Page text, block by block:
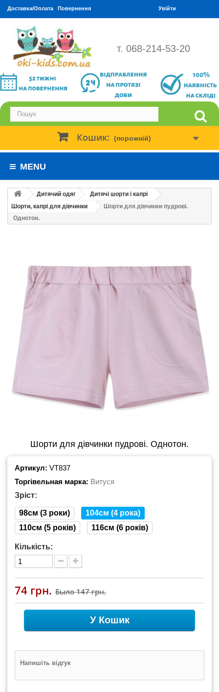
Доставка/Оплата Повернення Увійти
т. 068-214-53-20
Кошик: (порожній)
MENU
Дитячий одяг
Дитячі шорти і капрі
Шорти, капрі для дівчинки
Шорти для дівчинки пудрові.
Однотон.
Шорти для дівчинки пудрові. Однотон.
Артикул: VT837
Торгівельная марка: Витуся
Зріст:
98см (3 роки)
104см (4 рока)
110см (5 років)
116см (6 років)
Кількість:
74 грн. Было147 грн.
У Кошик
Напишіть відгук